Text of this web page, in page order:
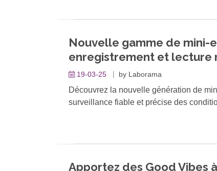
Nouvelle gamme de mini-
enregistrement et lecture
19-03-25 by Laborama
Découvrez la nouvelle génération de
surveillance fiable et précise des
Apportez des Good Vibes